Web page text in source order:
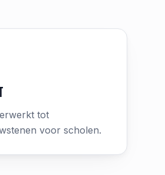
tot
voor scholen.